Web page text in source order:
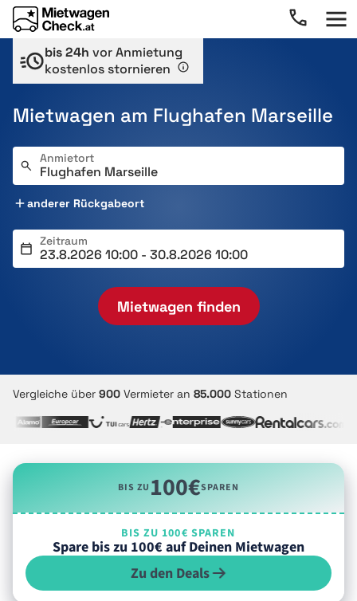
bis 24h vor Anmietung
kostenlos stornieren
Mietwagen am Flughafen Marseille
Anmietort
anderer Rückgabeort
Zeitraum
Mietwagen finden
Vergleiche über 900 Vermieter an 85.000 Stationen
BIS ZU100€SPAREN
BIS ZU 100€ SPAREN
Spare bis zu 100€ auf Deinen Mietwagen
Zu den Deals